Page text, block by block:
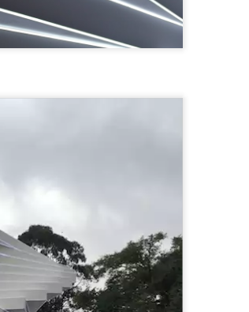
e fácil de bordar, e vai ficar
pratos.